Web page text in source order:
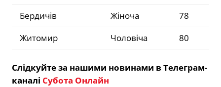
Бердичів
Жіноча
78
Житомир
Чоловіча 80
Слідкуйте за нашими новинами в Телеграм-
каналі Субота Онлайн